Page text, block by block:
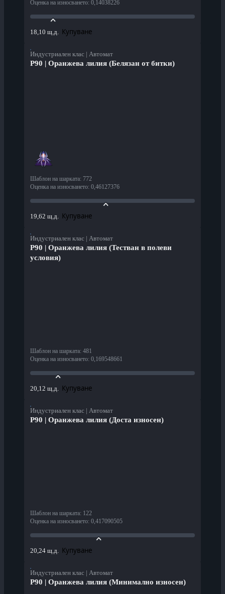
Оценка на износването: 0,14038226
18,10 щ.д. Купуване
Индустриален клас | Автомат
P90 | Оранжева лилия (Белязан от битки)
Шаблон на шарката: 772
Оценка на износването: 0,46127376
19,62 щ.д. Купуване
Индустриален клас | Автомат
P90 | Оранжева лилия (Тестван в полеви
условия)
Шаблон на шарката: 481
Оценка на износването: 0,169548661
20,12 щ.д. Купуване
Индустриален клас | Автомат
P90 | Оранжева лилия (Доста износен)
Шаблон на шарката: 122
Оценка на износването: 0,417090505
20,24 щ.д. Купуване
Индустриален клас | Автомат
P90 | Оранжева лилия (Минимално износен)